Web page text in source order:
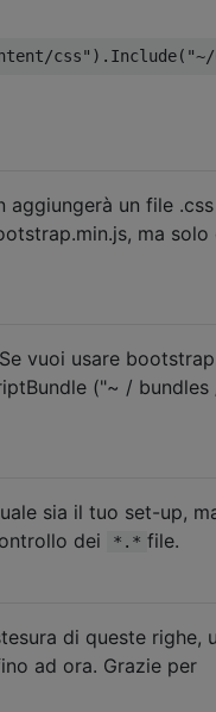
css" ). Include(
aggiungerà un file
ma
vuoi usare
("~ /
sia il tuo set-up,
dei *.* file.
di queste righe,
ad ora. Grazie per